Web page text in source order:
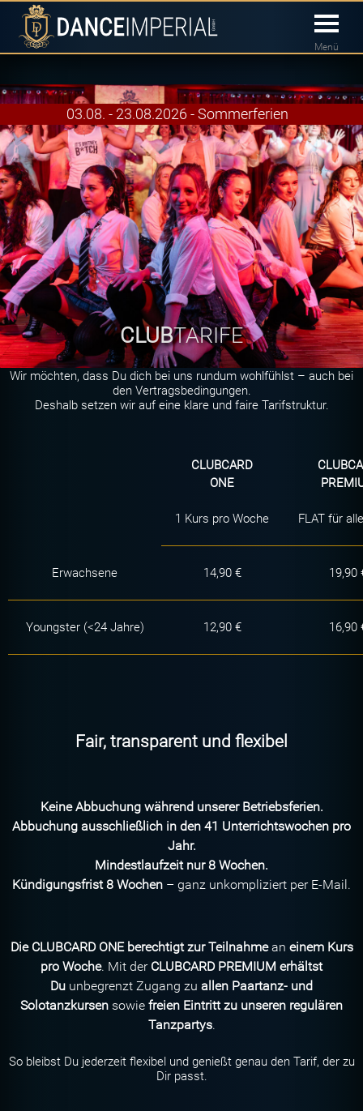
Menü
03.08. - 23.08.2026 - Sommerferien
CLUBTARIFE
Wir möchten, dass Du dich bei uns rundum wohlfühlst – auch bei
den Vertragsbedingungen.
Deshalb setzen wir auf eine klare und faire Tarifstruktur.
CLUBCARD
ONE
1 Kurs pro Woche FLAT für
Erwachsene 14,90 € 19,90
Youngster (<24 Jahre) 12,90 € 16,90
Fair, transparent und flexibel
Keine Abbuchung während unserer Betriebsferien.
Abbuchung ausschließlich in den 41 Unterrichtswochen pro
Jahr.
Mindestlaufzeit nur 8 Wochen.
Kündigungsfrist 8 Wochen – ganz unkompliziert per E-Mail.
Die CLUBCARD ONE berechtigt zur Teilnahmean einem Kurs
pro Woche. Mit der CLUBCARD PREMIUM erhältst
Du unbegrenzt Zugang zu allen Paartanz- und
Solotanzkursen sowie freien Eintritt zu unseren regulären
Tanzpartys.
So bleibst Du jederzeit flexibel und genießt genau den Tarif, der zu
Dir passt.